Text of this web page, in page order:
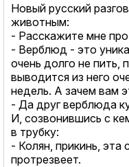
Новый русский
животным:
- Расскажите мне
- Верблюд - это
очень долго не пить,
выводится из него
недель. А зачем вам
- Да друг верблюда
И, созвонившись с
в трубку:
- Колян, прикинь,
протрезвеет.